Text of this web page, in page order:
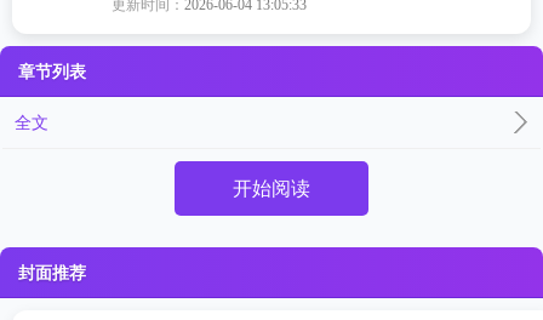
更新时间：2026-06-04 13:05:33
章节列表
全文
开始阅读
封面推荐